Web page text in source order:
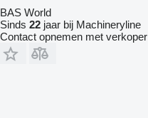
BAS World
Sinds 22 jaar bij Machineryline
Contact opnemen met verkoper